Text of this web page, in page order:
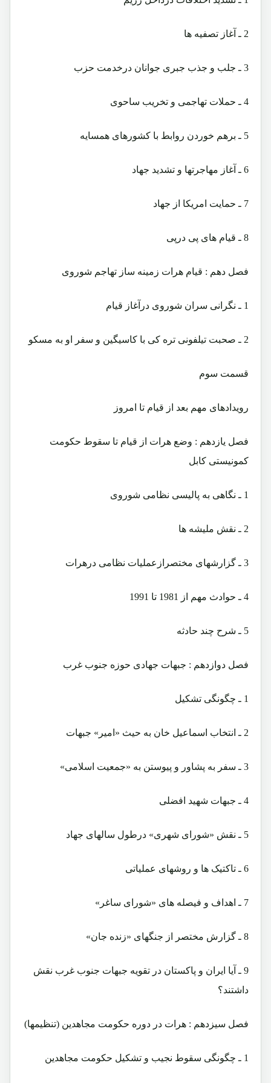
2 ـ آغاز تصفیه ها
3 ـ جلب و جذب جبری جوانان درخدمت حزب
4 ـ حملات تهاجمی و تخریب ساحوی
5 ـ برهم خوردن روابط با کشورهای همسایه
6 ـ آغاز مهاجرتها و تشدید جهاد
7 ـ حمایت امریکا از جهاد
8 ـ قیام های پی درپی
فصل دهم : قیام هرات زمینه ساز تهاجم شوروی
1 ـ نگرانی سران شوروی درآغاز قیام
2 ـ صحبت تیلفونی تره کی با کاسیگین و سفر او به مسکو
قسمت سوم
رویدادهای مهم بعد از قیام تا امروز
فصل یازدهم : وضع هرات از قیام تا سقوط حکومت
کمونیستی کابل
1 ـ نگاهی به پالیسی نظامی شوروی
2 ـ نقش ملیشه ها
3 ـ گزارشهای مختصرازعملیات نظامی درهرات
4 ـ حوادث مهم از 1981 تا 1991
5 ـ شرح چند حادثه
فصل دوازدهم : جبهات جهادی حوزه جنوب غرب
1 ـ چگونگی تشکیل
2 ـ انتخاب اسماعیل خان به حیث «امیر» جبهات
3 ـ سفر به پشاور و پیوستن به «جمعیت اسلامی»
4 ـ جبهات شهید افضلی
5 ـ نقش «شورای شهری» درطول سالهای جهاد
6 ـ تاکتیک ها و روشهای عملیاتی
7 ـ اهداف و فیصله های «شورای ساغر»
8 ـ گزارش مختصر از جنگهای «زنده جان»
9 ـ آیا ایران و پاکستان در تقویه جبهات جنوب غرب نقش
داشتند؟
فصل سیزدهم : هرات در دوره حکومت مجاهدین (تنظیمها)
1 ـ چگونگی سقوط نجیب و تشکیل حکومت مجاهدین